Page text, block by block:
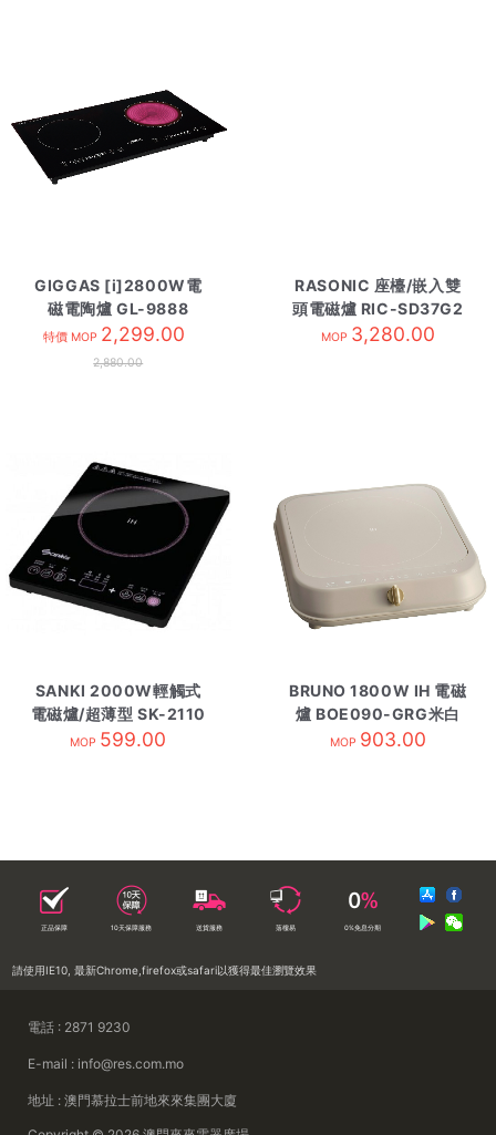
GIGGAS [i]2800W電
磁電陶爐 GL-9888
特價 MOP 2,299.00
2,880.00
RASONIC 座檯/嵌入雙
頭電磁爐 RIC-SD37G2
MOP 3,280.00
SANKI 2000W輕觸式
電磁爐/超薄型 SK-2110
MOP 599.00
BRUNO 1800W IH 電磁
爐 BOE090-GRG米白
MOP 903.00
正品保障 10天保障服務 送貨服務 落樓易 0%免息分期
請使用IE10, 最新Chrome,firefox或safari以獲得最佳瀏覽效果
電話 : 2871 9230
E-mail : info@res.com.mo
地址 : 澳門慕拉士前地來來集團大廈